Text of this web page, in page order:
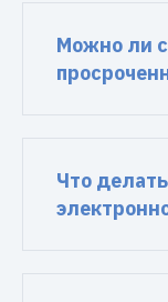
Можно ли
Что